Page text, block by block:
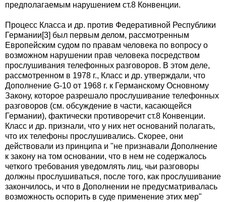
предполагаемым нарушением ст.8 Конвенции.
Процесс Класса и др. против Федеративной Республики
Германии[3] был первым делом, рассмотренным
Европейским судом по правам человека по вопросу о
возможном нарушении прав человека посредством
прослушивания телефонных разговоров. В этом деле,
рассмотренном в 1978 г., Класс и др. утверждали, что
Дополнение G-10 от 1968 г. к Германскому Основному
Закону, которое разрешало прослушивание телефонных
разговоров (см. обсуждение в части, касающейся
Германии), фактически противоречит ст.8 Конвенции.
Класс и др. признали, что у них нет оснований полагать,
что их телефоны прослушивались. Скорее, они
действовали из принципа и "не признавали Дополнение
к закону на том основании, что в нем не содержалось
четкого требования уведомлять лиц, чьи разговоры
должны прослушиваться, после того, как прослушивание
закончилось, и что в Дополнении не предусматривалась
возможность оспорить в суде применение этих мер"